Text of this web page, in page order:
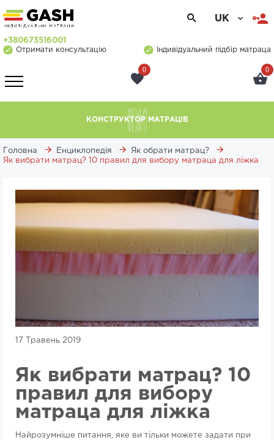
UK
+380673516001
Отримати консультацію
Індивідуальний підбір матраца
0 0
КОНСТРУКТОР МАТРАЦІВ
Головна Енциклопедія
Як обрати матрац?
Як вибрати матрац? 10 правил для вибору матраца для ліжка
17 Травень 2019
Як вибрати матрац? 10
правил для вибору
матраца для ліжка
Найрозумніше питання, яке ви тільки можете задати при